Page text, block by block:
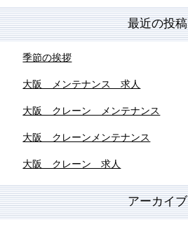
最近の投稿
季節の挨拶
大阪 メンテナンス 求人
大阪 クレーン メンテナンス
大阪 クレーンメンテナンス
大阪 クレーン 求人
アーカイブ